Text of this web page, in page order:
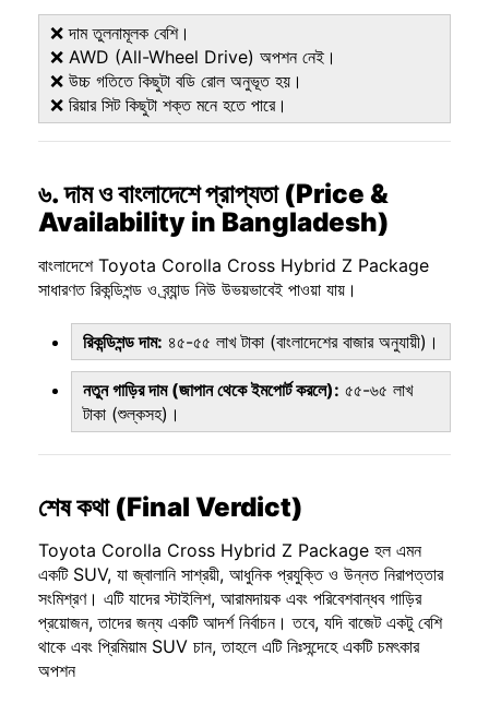
❌ দাম তুলনামূলক বেশি।
❌ AWD (All-Wheel Drive) অপশন নেই।
❌ উচ্চ গতিতে কিছুটা বডি রোল অনুভূত হয়।
❌ রিয়ার সিট কিছুটা শক্ত মনে হতে পারে।
৬. দাম ও বাংলাদেশে প্রাপ্যতা (Price &
Availability in Bangladesh)
বাংলাদেশে Toyota Corolla Cross Hybrid Z Package
সাধারণত রিকন্ডিশন্ড ও ব্র্যান্ড নিউ উভয়ভাবেই পাওয়া যায়।
রিকন্ডিশন্ড দাম: ৪৫-৫৫ লাখ টাকা (বাংলাদেশের বাজার অনুযায়ী)।
নতুন গাড়ির দাম (জাপান থেকে ইমপোর্ট করলে): ৫৫-৬৫ লাখ
টাকা (শুল্কসহ)।
শেষ কথা (Final Verdict)
Toyota Corolla Cross Hybrid Z Package হল এমন
একটি SUV, যা জ্বালানি সাশ্রয়ী, আধুনিক প্রযুক্তি ও উন্নত নিরাপত্তার
সংমিশ্রণ। এটি যাদের স্টাইলিশ, আরামদায়ক এবং পরিবেশবান্ধব গাড়ির
প্রয়োজন, তাদের জন্য একটি আদর্শ নির্বাচন। তবে, যদি বাজেট একটু বেশি
থাকে এবং প্রিমিয়াম SUV চান, তাহলে এটি নিঃসন্দেহে একটি চমৎকার
অপশন